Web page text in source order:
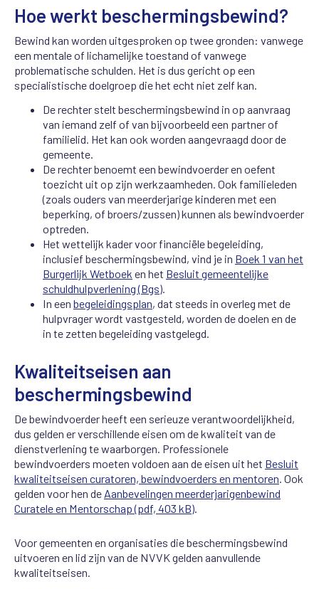
Hoe werkt beschermingsbewind?
Bewind kan worden uitgesproken op twee gronden: vanwege
een mentale of lichamelijke toestand of vanwege
problematische schulden. Het is dus gericht op een
specialistische doelgroep die het echt niet zelf kan.
De rechter stelt beschermingsbewind in op aanvraag
van iemand zelf of van bijvoorbeeld een partner of
familielid. Het kan ook worden aangevraagd door de
gemeente.
De rechter benoemt een bewindvoerder en oefent
toezicht uit op zijn werkzaamheden. Ook familieleden
(zoals ouders van meerderjarige kinderen met een
beperking, of broers/zussen) kunnen als bewindvoerder
optreden.
Het wettelijk kader voor financiële begeleiding,
inclusief beschermingsbewind, vind je in Boek 1 van het
Burgerlijk Wetboek en het Besluit gemeentelijke
schuldhulpverlening (Bgs).
In een begeleidingsplan, dat steeds in overleg met de
hulpvrager wordt vastgesteld, worden de doelen en de
in te zetten begeleiding vastgelegd.
Kwaliteitseisen aan
beschermingsbewind
De bewindvoerder heeft een serieuze verantwoordelijkheid,
dus gelden er verschillende eisen om de kwaliteit van de
dienstverlening te waarborgen. Professionele
bewindvoerders moeten voldoen aan de eisen uit het Besluit
kwaliteitseisen curatoren, bewindvoerders en mentoren. Ook
gelden voor hen de Aanbevelingen meerderjarigenbewind
Curatele en Mentorschap (pdf, 403 kB).
Voor gemeenten en organisaties die beschermingsbewind
uitvoeren en lid zijn van de NVVK gelden aanvullende
kwaliteitseisen.